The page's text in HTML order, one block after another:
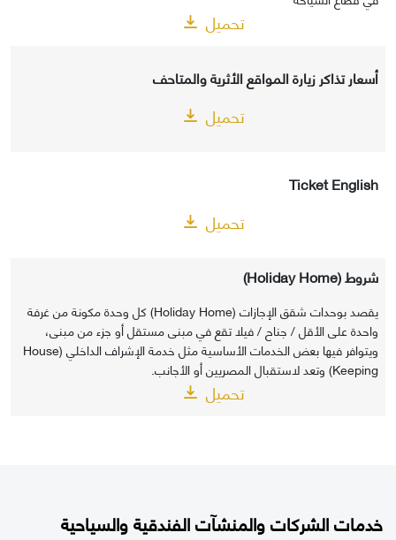
تحميل
أسعار تذاكر زيارة المواقع الأثرية والمتاحف
تحميل
Ticket English
تحميل
شروط (Holiday Home)
يقصد بوحدات شقق الإجازات (Holiday Home) كل وحدة مكونة من غرفة
واحدة على الأقل / جناح / فيلا تقع في مبنى مستقل أو جزء من مبنى،
ويتوافر فيها بعض الخدمات الأساسية مثل خدمة الإشراف الداخلي (House
Keeping) وتعد لاستقبال المصريين أو الأجانب.
تحميل
خدمات الشركات والمنشآت الفندقية والسياحية